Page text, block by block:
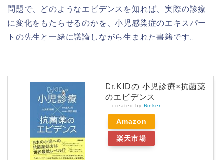
問題で、どのようなエビデンスを知れば、実際の診療
に変化をもたらせるのかを、小児感染症のエキスパー
トの先生と一緒に議論しながら生まれた書籍です。
Dr.KIDの 小児診療×抗菌薬
のエビデンス
created by Rinker
Amazon
楽天市場